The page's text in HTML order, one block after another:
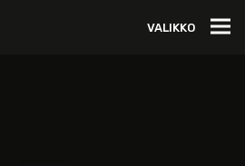
VALIKKO